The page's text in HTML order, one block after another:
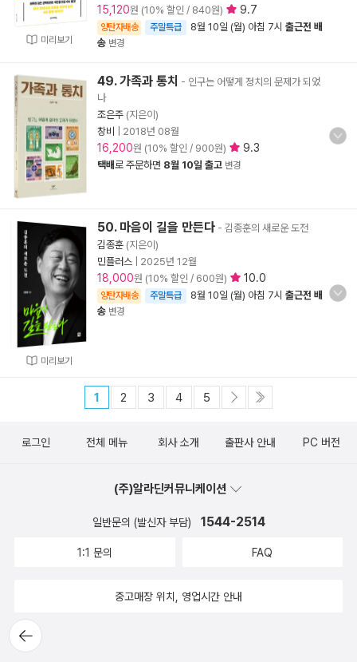
미리보기
15,120원 (10% 할인 / 840원) 9.7
양탄자배송 주말특급 8월 10일 (월) 아침 7시 출근전 배
송 변경
49. 가족과 통치 - 인구는 어떻게 정치의 문제가 되었
나
조은주 (지은이)
창비
2018년 08월
16,200원 (10% 할인 / 900원) 9.3
택배로 주문하면 8월 10일 출고 변경
미리보기
50. 마음이 길을 만든다 - 김종훈의 새로운 도전
김종훈 (지은이)
민플러스
2025년 12월
18,000원 (10% 할인 / 600원) 10.0
양탄자배송 주말특급 8월 10일 (월) 아침 7시 출근전 배
송 변경
1 2 3 4 5
뒤로가
기
로그인 전체 메뉴 회사 소개 출판사 안내 PC 버전
(주)알라딘커뮤니케이션
일반문의 (발신자 부담) 1544-2514
1:1 문의 FAQ
중고매장 위치, 영업시간 안내